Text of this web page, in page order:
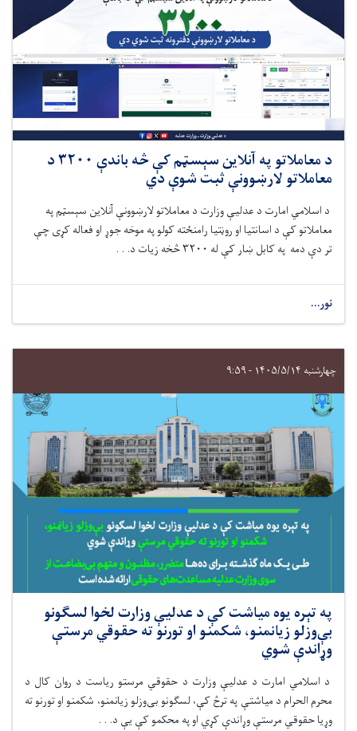
د معاملاتو په آنلاین سېسټم کې څه ‌باندې ۳۲۰۰ د
معاملاتو لارښوونې ثبت شوې دي
د اسلامي امارت د عدلیې وزارت د معاملاتو لارښوونې آنلاین سېسټم په
معاملاتو کې د اسانتیا او روڼتیا رامنځته کولو په موخه جوړ او فعاله کړیچې
تر دې‌ دمه په کابل ښار کې له ۳۲۰۰ څخه زیات د. . .
نور...
چهارشنبه ۱۴۰۵/۵/۱۴ - ۹:۵۹
په تېره یوه میاشت کې د عدلیې وزارت لخوا لسګونو
بې‌وزلو زیانمنو، شکمنو او تورنو ته حقوقي مرستې
وړاندې شوي
د اسلامي امارت د عدلیې وزارت د حقوقي مرستو رياست د روان کال د
محرم الحرام د میاشتې په ترڅ کې، لسګونو بی‌وزلو زیانمنو، شکمنو او تورنو ته
وړیا حقوقي مرستې وړاندې کړي او په محکمو کې يې د. . .